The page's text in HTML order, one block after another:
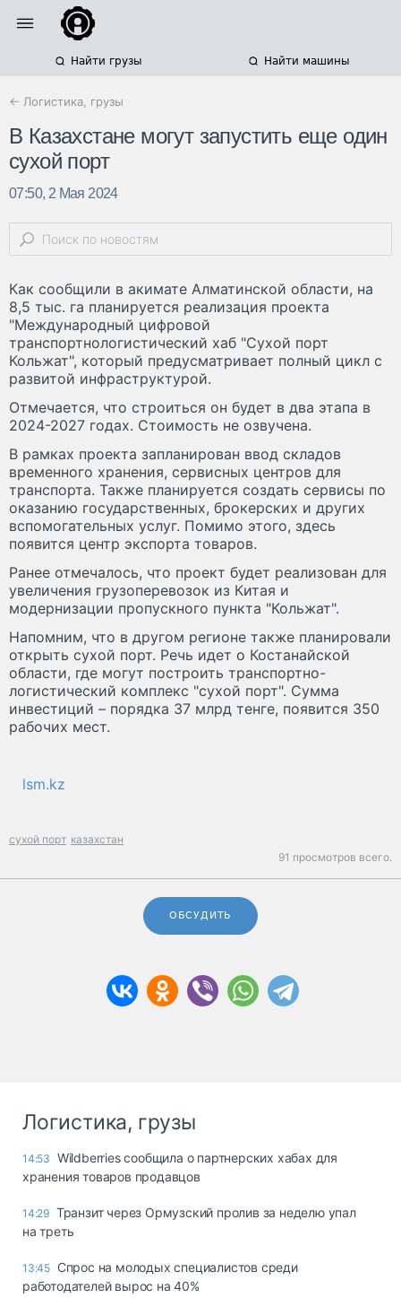
Найти грузы Найти машины
← Логистика, грузы
В Казахстане могут запустить еще один
сухой порт
07:50, 2 Мая 2024
Как сообщили в акимате Алматинской области, на
8,5 тыс. га планируется реализация проекта
"Международный цифровой
транспортнологистический хаб "Сухой порт
Кольжат", который предусматривает полный цикл с
развитой инфраструктурой.
Отмечается, что строиться он будет в два этапа в
2024-2027 годах. Стоимость не озвучена.
В рамках проекта запланирован ввод складов
временного хранения, сервисных центров для
транспорта. Также планируется создать сервисы по
оказанию государственных, брокерских и других
вспомогательных услуг. Помимо этого, здесь
появится центр экспорта товаров.
Ранее отмечалось, что проект будет реализован для
увеличения грузоперевозок из Китая и
модернизации пропускного пункта "Кольжат".
Напомним, что в другом регионе также планировали
открыть сухой порт. Речь идет о Костанайской
области, где могут построить транспортно-
логистический комплекс "сухой порт". Сумма
инвестиций – порядка 37 млрд тенге, появится 350
рабочих мест.
lsm.kz
сухой порт казахстан
91 просмотров всего.
ОБСУДИТЬ
Логистика, грузы
14:53 Wildberries сообщила о партнерских хабах для
хранения товаров продавцов
14:29 Транзит через Ормузский пролив за неделю упал
на треть
13:45 Спрос на молодых специалистов среди
работодателей вырос на 40%